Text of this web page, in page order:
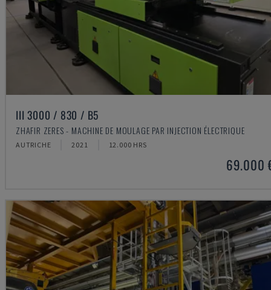
III 3000 / 830 / B5
ZHAFIR ZERES - MACHINE DE MOULAGE PAR INJECTION ÉLECTRIQUE
AUTRICHE 2021 12.000 HRS
69.000